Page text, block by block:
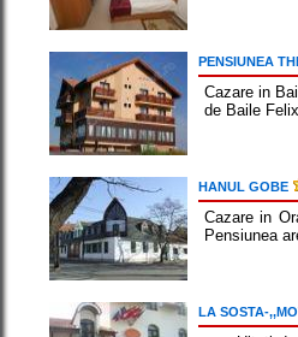
PENSIUNEA
Cazare in
de Baile
HANUL GOBE
Cazare in
Pensiunea
LA SOSTA-